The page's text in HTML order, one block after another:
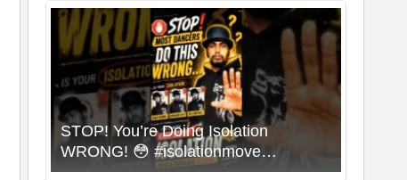
STOP! You’re Doing Isolation
WRONG! 😳 #isolationmove
#animationdance #poppingdance